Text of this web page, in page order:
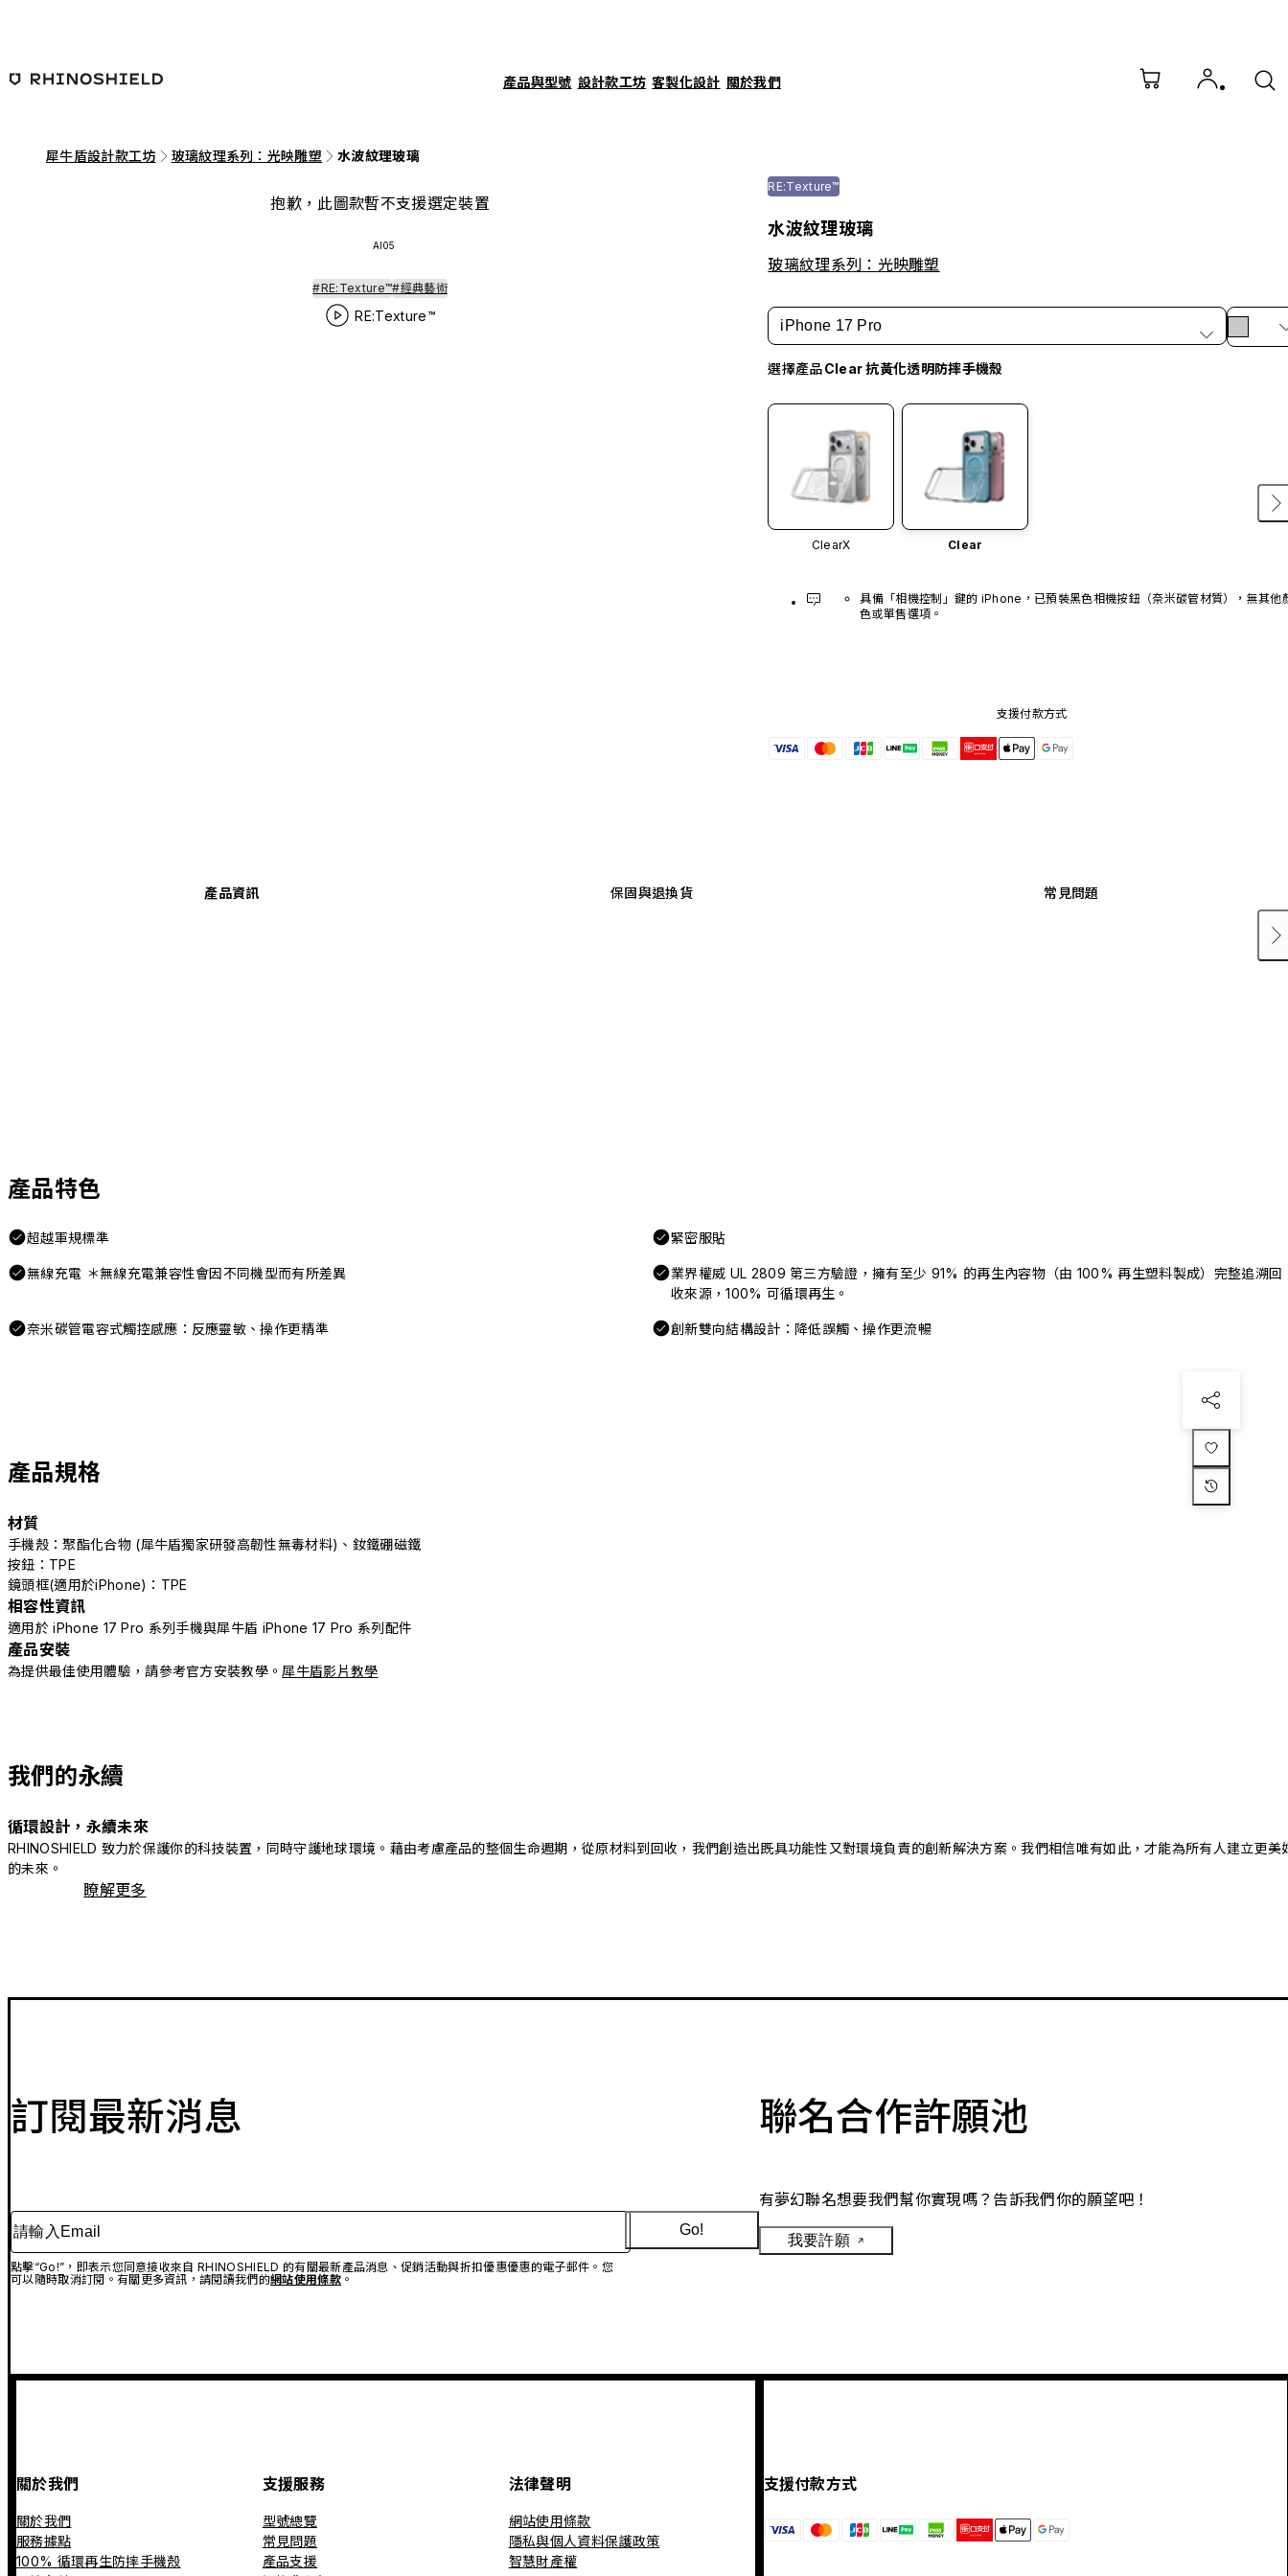
產品與型號 設計款工坊 客製化設計 關於我們
犀牛盾設計款工坊 玻璃紋理系列：光映雕塑 水波紋理玻璃
抱歉，此圖款暫不支援選定裝置
AI05
#RE:Texture™#經典藝術
RE:Texture™
RE:Texture™
水波紋理玻璃
玻璃紋理系列：光映雕塑
iPhone 17 Pro
選擇產品Clear 抗黃化透明防摔手機殼
ClearX Clear
具備「相機控制」鍵的 iPhone，已預裝黑色相機按鈕（奈米碳管材質），無其他
色或單售選項。
支援付款方式
產品資訊 保固與退換貨 常見問題
產品特色
超越軍規標準 緊密服貼
無線充電 ＊無線充電兼容性會因不同機型而有所差異
業界權威 UL 2809 第三方驗證，擁有至少 91% 的再生內容物（由 100% 再生塑料製成）完整追溯回
收來源，100% 可循環再生。
奈米碳管電容式觸控感應：反應靈敏、操作更精準 創新雙向結構設計：降低誤觸、操作更流暢
產品規格
材質
手機殼：聚酯化合物 (犀牛盾獨家研發高韌性無毒材料)、釹鐵硼磁鐵
按鈕：TPE
鏡頭框(適用於iPhone)：TPE
相容性資訊
適用於 iPhone 17 Pro 系列手機與犀牛盾 iPhone 17 Pro 系列配件
產品安裝
為提供最佳使用體驗，請參考官方安裝教學。 犀牛盾影片教學
我們的永續
循環設計，永續未來
RHINOSHIELD 致力於保護你的科技裝置，同時守護地球環境。藉由考慮產品的整個生命週期，從原材料到回收，我們創造出既具功能性又對環境負責的創新解決方案。我們相信唯有如此，才能為所有人建立更美
的未來。
瞭解更多
訂閱最新消息
請輸入Email
點擊“Go!”，即表示您同意接收來自 RHINOSHIELD 的有關最新產品消息、促銷活動與折扣優惠優惠的電子郵件。您
可以隨時取消訂閱。有關更多資訊，請閱讀我們的網站使用條款。
Go!
聯名合作許願池
有夢幻聯名想要我們幫你實現嗎？告訴我們你的願望吧！
我要許願
關於我們
關於我們
服務據點
100% 循環再生防摔手機殼
支援服務
型號總覽
常見問題
產品支援
法律聲明
網站使用條款
隱私與個人資料保護政策
智慧財產權
支援付款方式